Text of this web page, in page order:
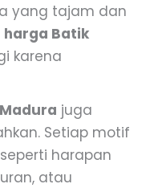
yang tajam dan
harga Batik
karena
juga
Setiap motif
harapan
atau